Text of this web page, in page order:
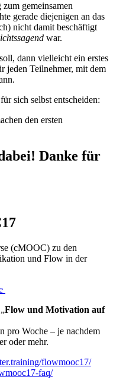
gemeinsamen
gerade diejenigen an das
nicht damit beschäftigt
war.
dann vielleicht ein erstes
jeden Teilnehmer, mit dem
sich selbst entscheiden:
den ersten
Danke für
(cMOOC) zu den
und Flow in der
Flow und Motivation auf
pro Woche – je nachdem
oder mehr.
flowmooc17/
faq/